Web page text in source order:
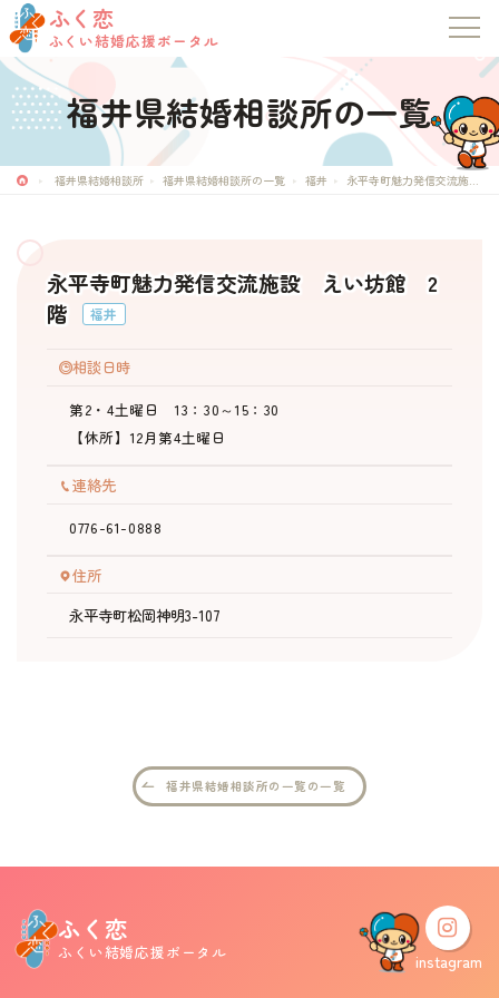
ふく恋
ふくい結婚応援ポータル
ふく恋
ふくい結婚応援ポータル
お知らせ
マッチングシステム
成婚者の声
イベント・セミナー
お役立ち情報
ふくい婚活サポートセンターについて
このサイトについて・問合せ先
プライバシーポリシー
福井県結婚相談所の一覧
福井県結婚相談所 福井県結婚相談所の一覧 福井 永平寺町魅力発信交流施設 えい坊館 2階
永平寺町魅力発信交流施設 えい坊館 2
階
福井
相談日時
第2・4土曜日 13：30～15：30
【休所】12月第4土曜日
連絡先
0776-61-0888
住所
永平寺町松岡神明3-107
福井県結婚相談所の一覧の一覧
ふく恋
ふくい結婚応援ポータル instagram